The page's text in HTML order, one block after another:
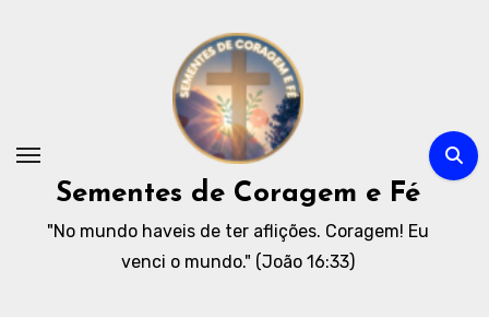
Sementes de Coragem e Fé
"No mundo haveis de ter aflições. Coragem! Eu
venci o mundo." (João 16:33)